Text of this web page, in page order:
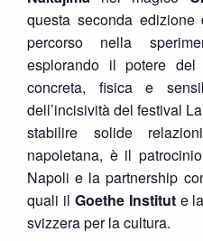
questa seconda
percorso nella
esplorando il potere
concreta, fisica e
dell’incisività del festival
stabilire solide
napoletana, è il
Napoli e la partnership
quali il Goethe Institute la
svizzera per la cultura.